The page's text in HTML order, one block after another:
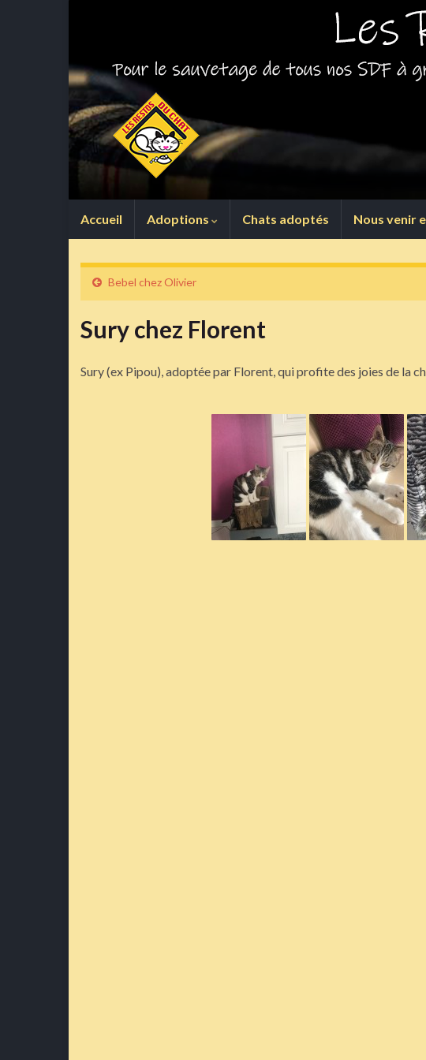
Accueil Adoptions Chats adoptés Nous venir
Bebel chez Olivier
Sury chez Florent
Sury (ex Pipou), adoptée par Florent, qui profite des joies de la